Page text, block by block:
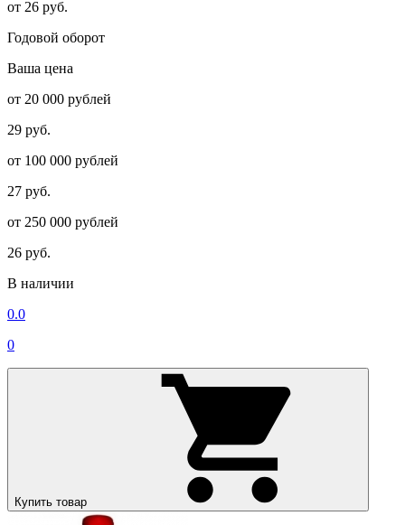
от 26 руб.
Годовой оборот
Ваша цена
от 20 000 рублей
29 руб.
от 100 000 рублей
27 руб.
от 250 000 рублей
26 руб.
В наличии
0.0
0
Купить товар